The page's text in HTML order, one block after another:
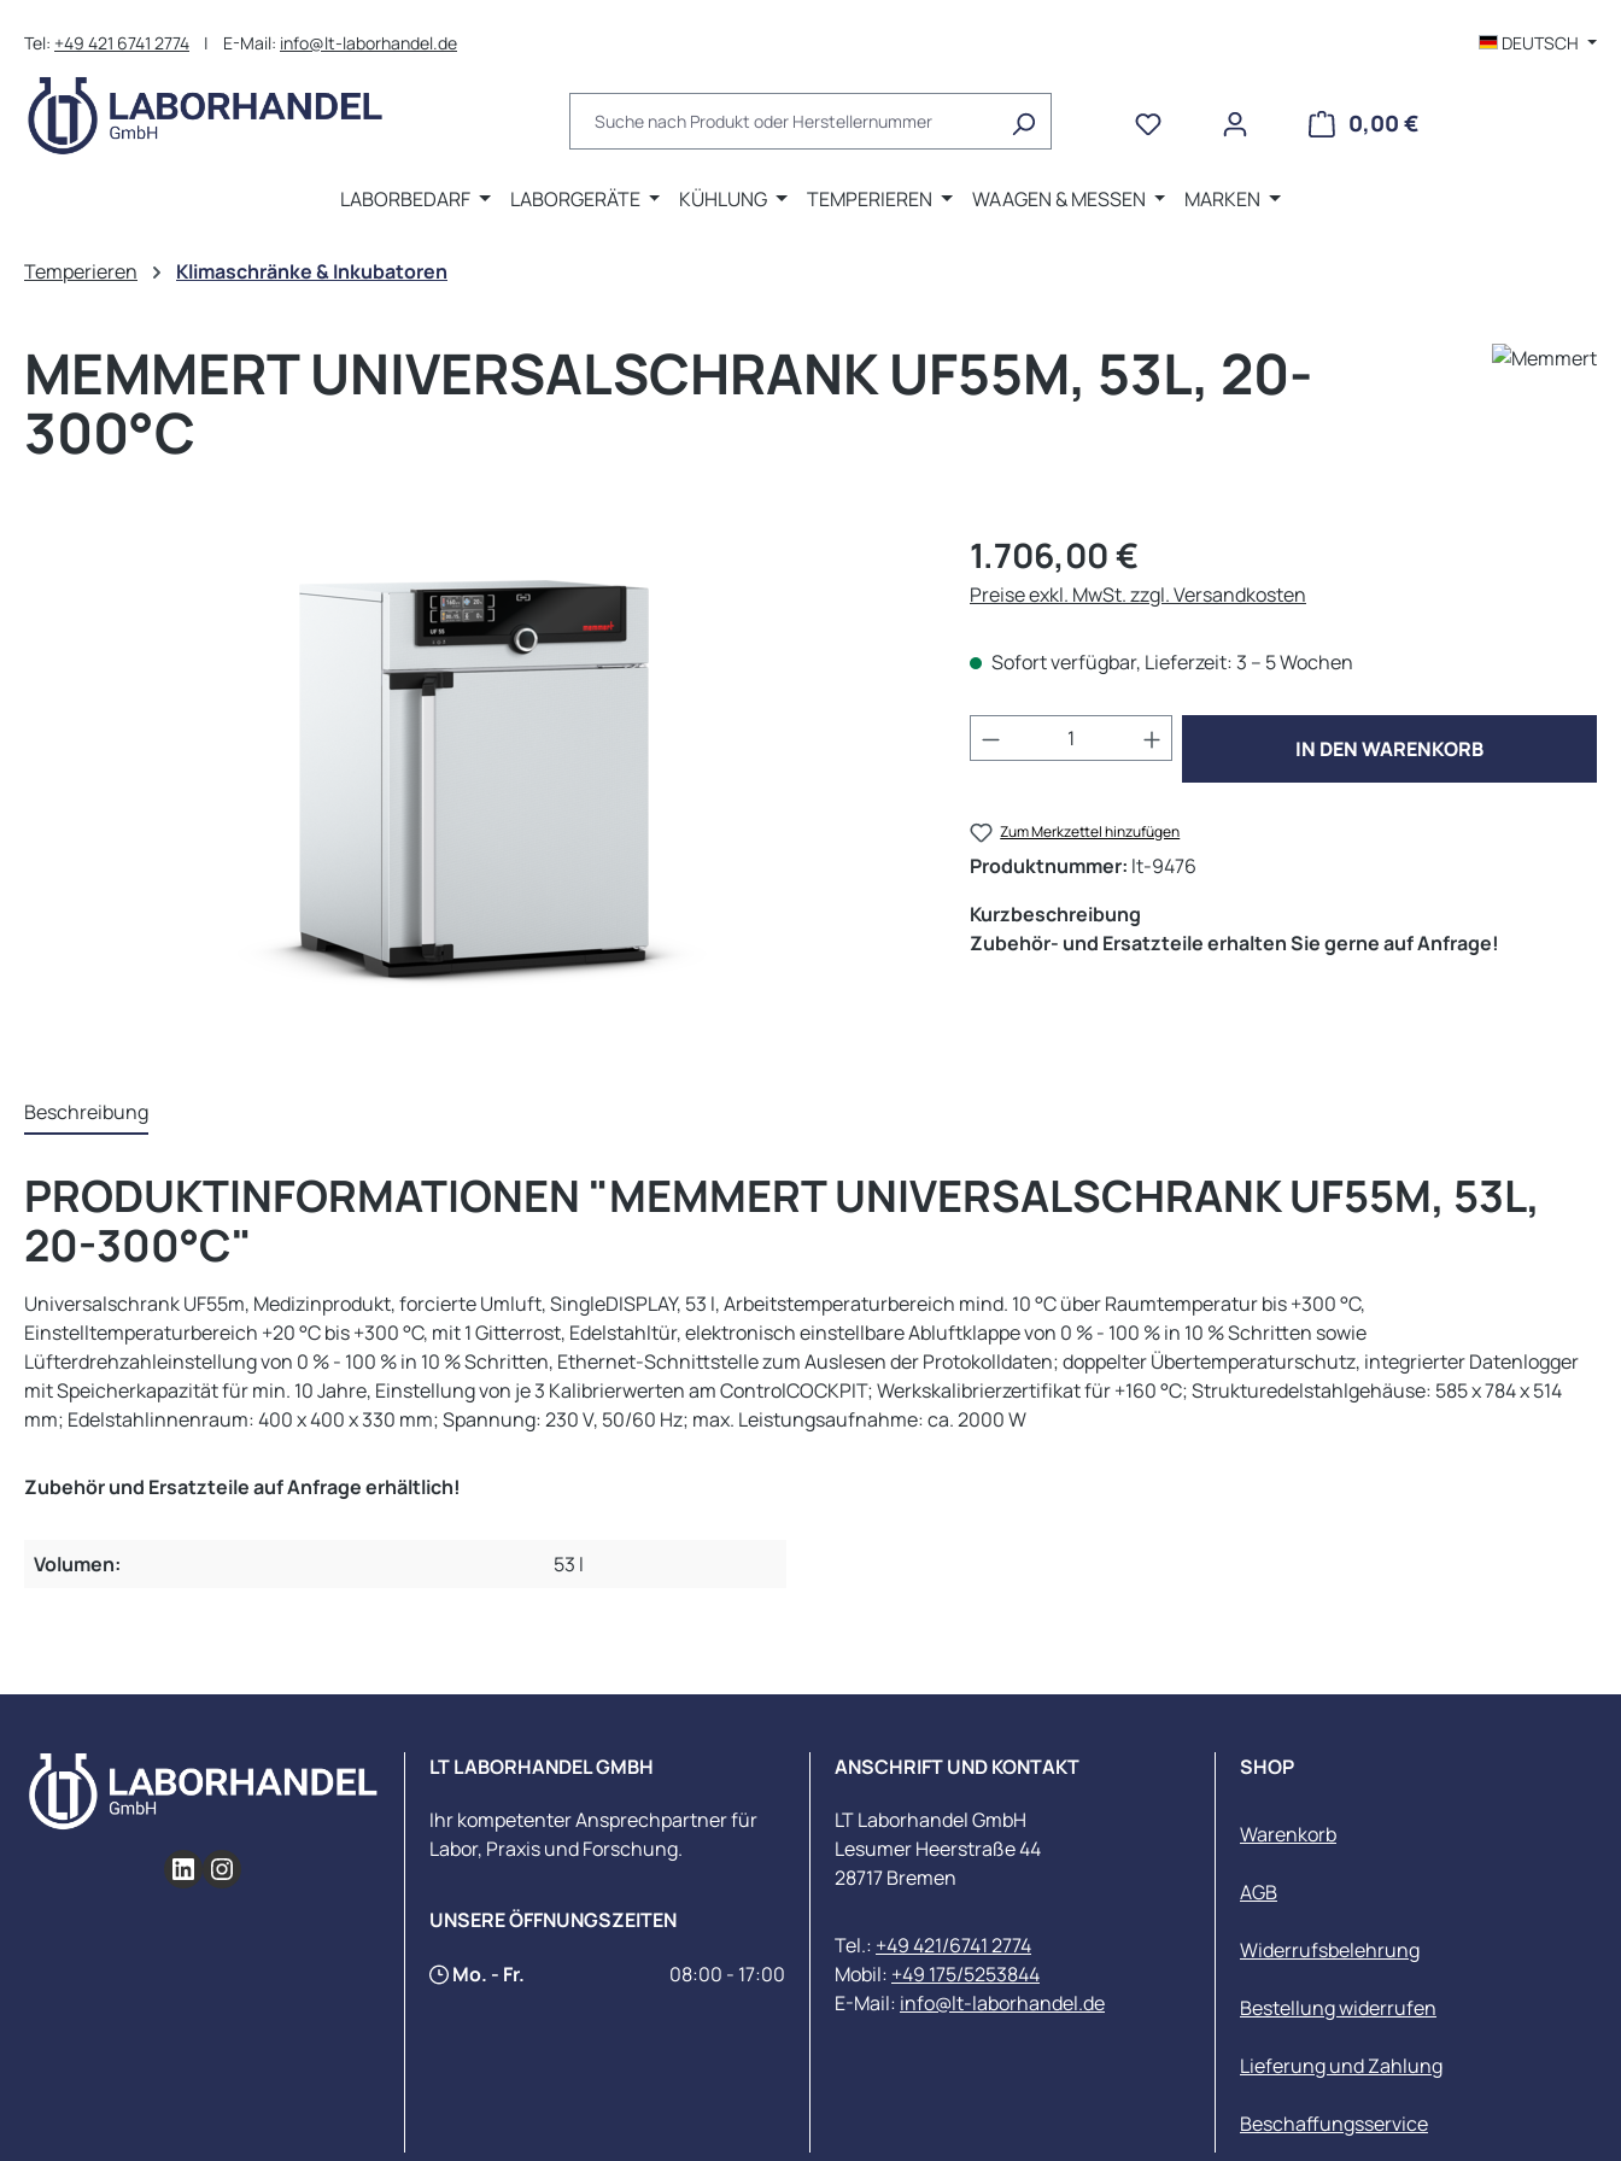
Tel: +49 421 6741 2774 | E-Mail: info@lt-laborhandel.de DEUTSCH
0,00 €WARENKORB
LABORBEDARF LABORGERÄTE KÜHLUNG TEMPERIEREN WAAGEN & MESSEN MARKEN
Temperieren Klimaschränke & Inkubatoren
MEMMERT UNIVERSALSCHRANK UF55M, 53L, 20-
300°C
Regulärer Preis:
1.706,00 €
Preise exkl. MwSt. zzgl. Versandkosten
Sofort verfügbar, Lieferzeit: 3 – 5 Wochen
Produkt Anzahl: Gib den gewünschten Wert
IN DEN WARENKORB
Zum Merkzettel hinzufügen
Produktnummer: lt-9476
Kurzbeschreibung
Zubehör- und Ersatzteile erhalten Sie gerne auf Anfrage!
Beschreibung
PRODUKTINFORMATIONEN "MEMMERT UNIVERSALSCHRANK UF55M, 53L,
20-300°C"
Universalschrank UF55m, Medizinprodukt, forcierte Umluft, SingleDISPLAY, 53 l, Arbeitstemperaturbereich mind. 10 °C über Raumtemperatur bis +300 °C,
Einstelltemperaturbereich +20 °C bis +300 °C, mit 1 Gitterrost, Edelstahltür, elektronisch einstellbare Abluftklappe von 0 % - 100 % in 10 % Schritten sowie
Lüfterdrehzahleinstellung von 0 % - 100 % in 10 % Schritten, Ethernet-Schnittstelle zum Auslesen der Protokolldaten; doppelter Übertemperaturschutz, integrierter Datenlogger
mit Speicherkapazität für min. 10 Jahre, Einstellung von je 3 Kalibrierwerten am ControlCOCKPIT; Werkskalibrierzertifikat für +160 °C; Strukturedelstahlgehäuse: 585 x 784 x 514
mm; Edelstahlinnenraum: 400 x 400 x 330 mm; Spannung: 230 V, 50/60 Hz; max. Leistungsaufnahme: ca. 2000 W
Zubehör und Ersatzteile auf Anfrage erhältlich!
Volumen: 53 l
LT LABORHANDEL GMBH
Ihr kompetenter Ansprechpartner für
Labor, Praxis und Forschung.
UNSERE ÖFFNUNGSZEITEN
Mo. - Fr. 08:00 - 17:00
ANSCHRIFT UND KONTAKT
LT Laborhandel GmbH
Lesumer Heerstraße 44
28717 Bremen
Tel.: +49 421/6741 2774
Mobil: +49 175/5253844
E-Mail: info@lt-laborhandel.de
SHOP
Warenkorb
AGB
Widerrufsbelehrung
Bestellung widerrufen
Lieferung und Zahlung
Beschaffungsservice